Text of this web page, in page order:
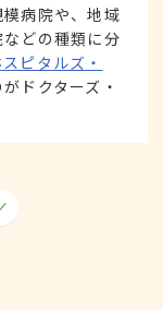
病院や、地域
どの種類に分
ピタルズ・
ドクターズ・